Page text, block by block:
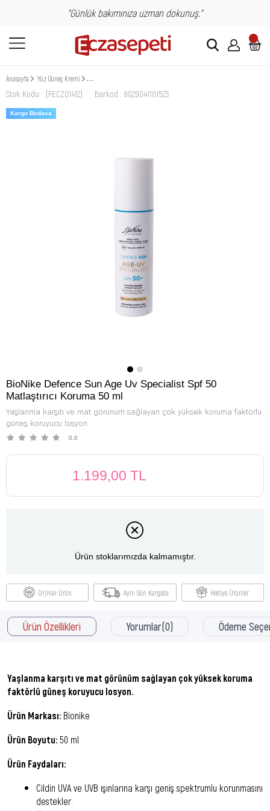
"Günlük bakımınıza uzman dokunuş."
Anasayfa Yüz Güneş Kremi BioNike Defence Sun Age Uv Specialist Spf 50 Matlaştırıcı Koruma 50 ml
Stok Kodu (FECZ01412) Barkod : 8029041101523
Kargo Bedava
BioNike Defence Sun Age Uv Specialist Spf 50
Matlaştırıcı Koruma 50 ml
Yaşlanma karşıtı ve mat görünüm sağlayan çok yüksek koruma faktörlü
güneş koruyucu losyon.
0.0
1.199,00 TL
Ürün stoklarımızda kalmamıştır.
Orjinal Ürün Aynı Gün Kargoda Hediye Ürünler
Ürün Özellikleri Yorumlar(0) Ödeme
Yaşlanma karşıtı ve mat görünüm sağlayan çok yüksek koruma
faktörlü güneş koruyucu losyon.
Ürün Markası: Bionike
Ürün Boyutu: 50 ml
Ürün Faydaları:
Cildin UVA ve UVB ışınlarına karşı geniş spektrumlu korunmasını
destekler.